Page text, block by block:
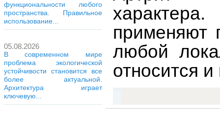
функциональности любого
пространства. Правильное
использование...
05.08.2026
В современном мире
проблема экологической
устойчивости становится все
более актуальной.
Архитектура играет
ключевую...
применяют
любой
относится